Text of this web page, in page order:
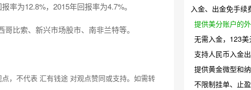
率为12.8%，2015年回报率为4.7%。
比索、新兴市场股市、南非兰特等。
，不代表 汇有钱途 对观点赞同或支持。如需转
入金、出金免手续
提供美分账户的
无需入金，123美
支持人民币入金
提供黄金微型和
不限制挂单、止